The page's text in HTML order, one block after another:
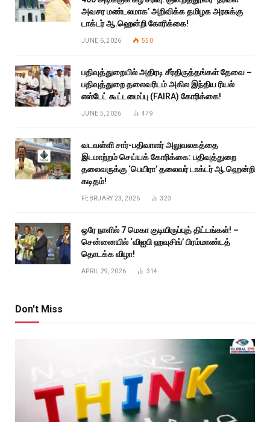
அவசர மண்டலமாக’ அறிவிக்க தமிழக அரசுக்கு
டாக்டர் ஆ.ஹென்றி கோரிக்கை!
JUNE 6, 2026 550
பதிவுத்துறையில் அதிரடி சீர்திருத்தங்கள் தேவை –
பதிவுத்துறை தலைவரிடம் அகில இந்திய ரியல்
எஸ்டேட் கூட்டமைப்பு (FAIRA) கோரிக்கை!
JUNE 5, 2026 479
வடவள்ளி சார்-பதிவாளர் அலுவலகத்தை
இடமாற்றம் செய்யக் கோரிக்கை: பதிவுத்துறை
தலைவருக்கு ‘பெயிரா’ தலைவர் டாக்டர் ஆ.ஹென்றி
கடிதம்!
FEBRUARY 23, 2026 323
ஒரே நாளில் 7 மெகா குடியிருப்புத் திட்டங்கள்! –
சென்னையில் ‘விஐபி ஹவுசிங்’ பிரம்மாண்டத்
தொடக்க விழா!
APRIL 29, 2026 314
Don't Miss